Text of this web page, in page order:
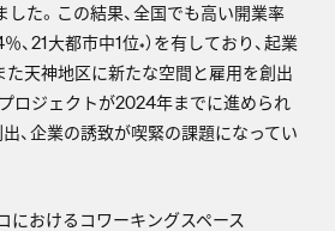
た。この結果、全国でも高い開業率
、21大都市中1位*）を有しており、起業
た天神地区に新たな空間と雇用を創出
プロジェクトが2024年までに進められ
、企業の誘致が喫緊の課題になってい
におけるコワーキングスペース